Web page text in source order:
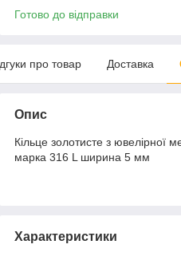
Готово до відправки
про товар Доставка
Опис
Кільце золотисте з ювелірної
марка 316 L ширина 5 мм
Характеристики